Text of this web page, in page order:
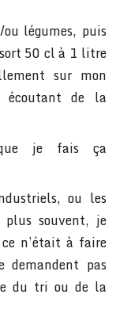
légumes, puis
50 cl à 1 litre
sur mon
écoutant de la
je fais ça
ou les
souvent, je
n’était à faire
demandent pas
du tri ou de la